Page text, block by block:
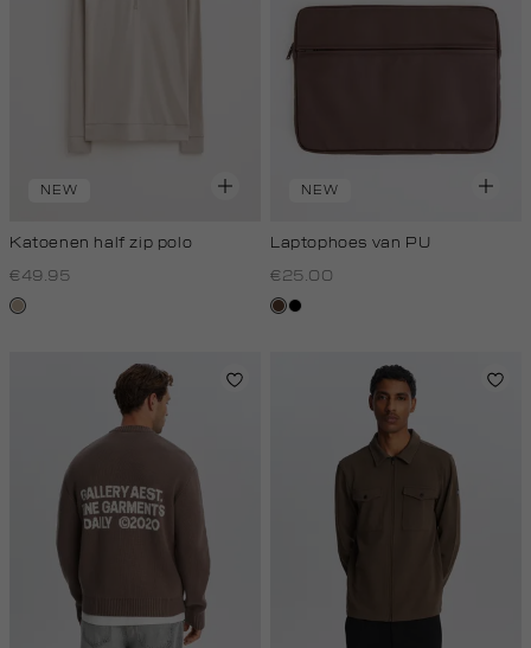
NEW
Katoenen half zip polo
€49.95
kit,
NEW
Laptophoes van PU
€25.00
donkerbruin
zwart